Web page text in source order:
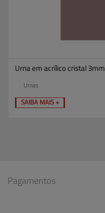
Urna em acrílico cristal 3mm
Urnas
SAIBA MAIS +
Pagamentos